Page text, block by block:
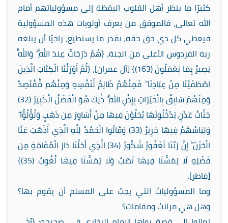
كثيرًا ما ينظر أهل القلوب اليقظة إلى مسؤولياتهم أمام
الله تعالى، فالموفق من يعرف أولويات هذه المسؤولية
فيعطي كل ذي حق حقه، بقدر ما يستطيع، راجيًا أن يبلغه
ربه الفردوس الأعلى من الجنة، {هُمْ دَرَجَاتٌ عِندَ اللَّهِ ۗ وَاللَّهُ
بَصِيرٌ بِمَا يَعْمَلُونَ (163)} [آل عمران]، {ثُمَّ أَوْرَثْنَا الْكِتَابَ الَّذِينَ
اصْطَفَيْنَا مِنْ عِبَادِنَا ۖ فَمِنْهُمْ ظَالِمٌ لِّنَفْسِهِ وَمِنْهُم مُّقْتَصِدٌ
وَمِنْهُمْ سَابِقٌ بِالْخَيْرَاتِ بِإِذْنِ اللَّهِ ۚ ذَٰلِكَ هُوَ الْفَضْلُ الْكَبِيرُ (32)
جَنَّاتُ عَدْنٍ يَدْخُلُونَهَا يُحَلَّوْنَ فِيهَا مِنْ أَسَاوِرَ مِن ذَهَبٍ وَلُؤْلُؤًا ۖ
وَلِبَاسُهُمْ فِيهَا حَرِيرٌ (33) وَقَالُوا الْحَمْدُ لِلَّهِ الَّذِي أَذْهَبَ عَنَّا
الْحَزَنَ ۖ إِنَّ رَبَّنَا لَغَفُورٌ شَكُورٌ (34) الَّذِي أَحَلَّنَا دَارَ الْمُقَامَةِ مِن
فَضْلِهِ لَا يَمَسُّنَا فِيهَا نَصَبٌ وَلَا يَمَسُّنَا فِيهَا لُغُوبٌ (35)}
[فاطر].
وما المسؤولياتُ التي يجبُ على المسلم أن يقوم بها؟
وهل هي مراتبُ ومقامات؟